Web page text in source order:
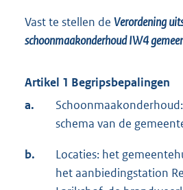
Vast te stellen de Verordening
schoonmaakonderhoud IW4
Artikel 1 Begripsbepalingen
a.
schema van de
b.
Locaties: het
het aanbiedingstation